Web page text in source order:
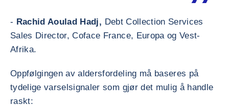
- Rachid Aoulad Hadj, Debt Collection Services
Sales Director, Coface France, Europa og Vest-
Afrika.
Oppfølgingen av aldersfordeling må baseres på
tydelige varselsignaler som gjør det mulig å handle
raskt: